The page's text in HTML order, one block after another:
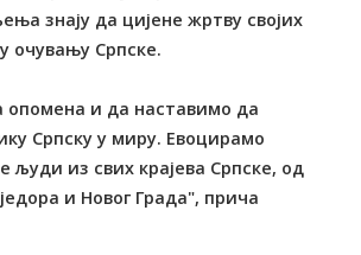
знају да цијене жртву својих
очувању Српске.
опомена и да наставимо да
Српску у миру. Евоцирамо
људи из свих крајева Српске, од
и Новог Града", прича